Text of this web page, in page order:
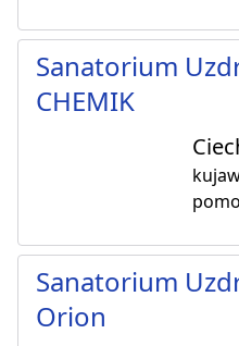
Sanatorium
CHEMIK
Sanatorium
Orion